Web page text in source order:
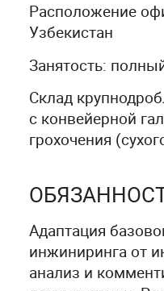
Расположение
Узбекистан
Занятость:
Склад
с конвейерной
грохочения
Адаптация
инжиниринга от
анализ и